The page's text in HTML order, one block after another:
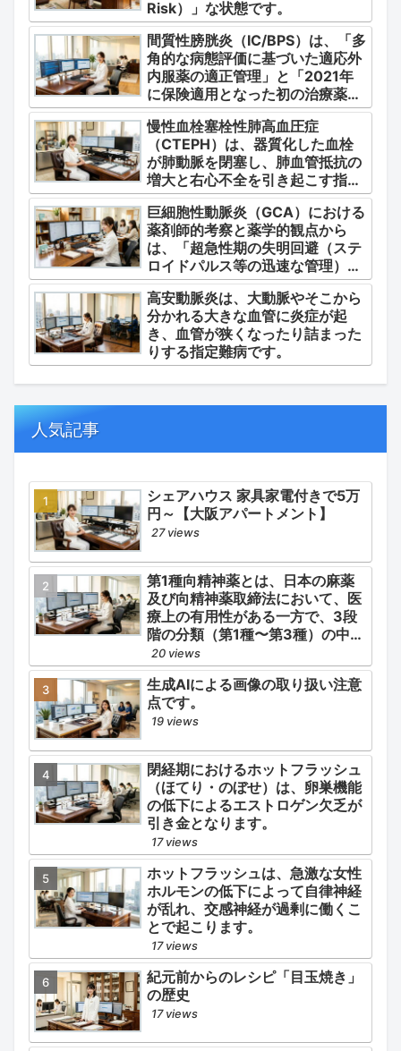
Risk）」な状態です。
間質性膀胱炎（IC/BPS）は、「多
角的な病態評価に基づいた適応外
内服薬の適正管理」と「2021年
に保険適用となった初の治療薬で
あるジメチルスルホキシド
（DMSO）の安全かつ確実な調
剤・運用」に集約されます。
慢性血栓塞栓性肺高血圧症
（CTEPH）は、器質化した血栓
が肺動脈を閉塞し、肺血管抵抗の
増大と右心不全を引き起こす指定
難病（第4群肺高血圧症）です。
巨細胞性動脈炎（GCA）における
薬剤師的考察と薬学的観点から
は、「超急性期の失明回避（ステ
ロイドパルス等の迅速な管理）」
「再燃防止とステロイドの最小化
（トシリズマブやウパダシチニブ
の適正使用）」「長期ステロイド
併発症の予防的コントロール」の
3点が最も重要な薬学的ケアの軸
高安動脈炎は、大動脈やそこから
分かれる大きな血管に炎症が起
き、血管が狭くなったり詰まった
りする指定難病です。
人気記事
シェアハウス 家具家電付きで5万
円～【大阪アパートメント】
27 views
第1種向精神薬とは、日本の麻薬
及び向精神薬取締法において、医
療上の有用性がある一方で、3段
階の分類（第1種〜第3種）の中で
最も医療用としての濫用の危険性
が高く、有害作用が強いとされる
医薬品です。
20 views
生成AIによる画像の取り扱い注意
点です。
19 views
閉経期におけるホットフラッシュ
（ほてり・のぼせ）は、卵巣機能
の低下によるエストロゲン欠乏が
引き金となります。
17 views
ホットフラッシュは、急激な女性
ホルモンの低下によって自律神経
が乱れ、交感神経が過剰に働くこ
とで起こります。
17 views
紀元前からのレシピ「目玉焼き」
の歴史
17 views